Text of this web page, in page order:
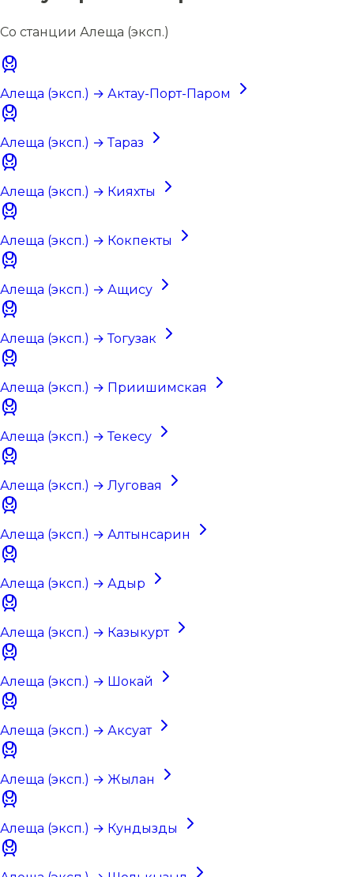
Со станции Алеща (эксп.)
Алеща (эксп.) → Актау-Порт-Паром
Алеща (эксп.) → Тараз
Алеща (эксп.) → Кияхты
Алеща (эксп.) → Кокпекты
Алеща (эксп.) → Ащису
Алеща (эксп.) → Тогузак
Алеща (эксп.) → Приишимская
Алеща (эксп.) → Текесу
Алеща (эксп.) → Луговая
Алеща (эксп.) → Алтынсарин
Алеща (эксп.) → Адыр
Алеща (эксп.) → Казыкурт
Алеща (эксп.) → Шокай
Алеща (эксп.) → Аксуат
Алеща (эксп.) → Жылан
Алеща (эксп.) → Кундызды